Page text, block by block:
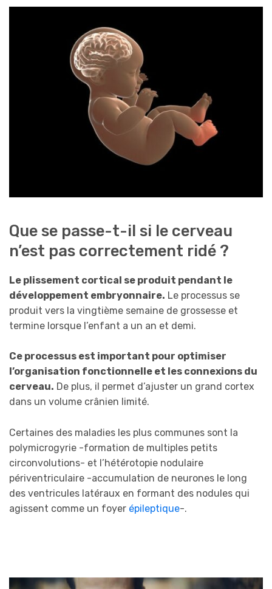
Que se passe-t-il si le cerveau
n’est pas correctement ridé ?
Le plissement cortical se produit pendant le
développement embryonnaire. Le processus se
produit vers la vingtième semaine de grossesse et
termine lorsque l’enfant a un an et demi.
Ce processus est important pour optimiser
l’organisation fonctionnelle et les connexions du
cerveau. De plus, il permet d’ajuster un grand cortex
dans un volume crânien limité.
Certaines des maladies les plus communes sont la
polymicrogyrie -formation de multiples petits
circonvolutions- et l’hétérotopie nodulaire
périventriculaire -accumulation de neurones le long
des ventricules latéraux en formant des nodules qui
agissent comme un foyer épileptique-.